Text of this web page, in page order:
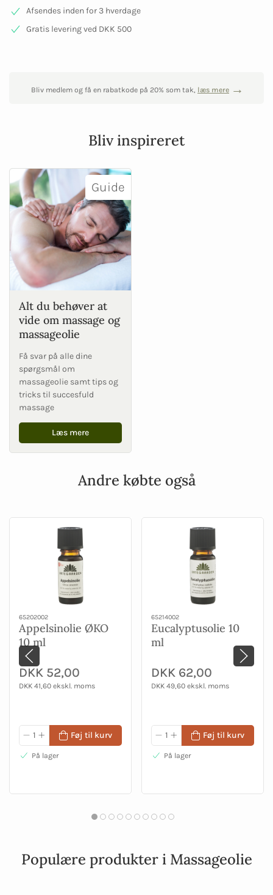
Afsendes inden for 3 hverdage
Gratis levering ved DKK 500
Bliv medlem og få en rabatkode på 20% som tak, læs mere
Bliv inspireret
Guide
Alt du behøver at
vide om massage og
massageolie
Få svar på alle dine
spørgsmål om
massageolie samt tips og
tricks til succesfuld
massage
Læs mere
Andre købte også
65202002
Appelsinolie ØKO
10 ml
DKK 52,00
DKK 41,60 ekskl. moms
Føj til kurv
På lager
65214002
Eucalyptusolie 10
ml
DKK 62,00
DKK 49,60 ekskl. moms
Føj til kurv
På lager
Populære produkter i Massageolie